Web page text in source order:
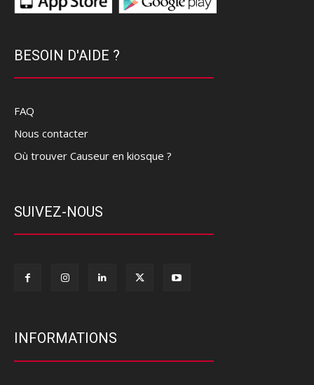
BESOIN D'AIDE ?
FAQ
Nous contacter
Où trouver Causeur en kiosque ?
SUIVEZ-NOUS
INFORMATIONS